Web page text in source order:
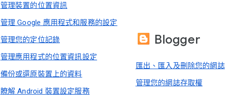
管理裝置的位置資訊
管理 Google 應用程式和服務的設定
管理您的定位記錄
管理應用程式的位置資訊設定
備份或還原裝置上的資料
瞭解 Android 裝置設定服務
Blogger
匯出、匯入及刪除您的網誌
管理您的網誌存取權